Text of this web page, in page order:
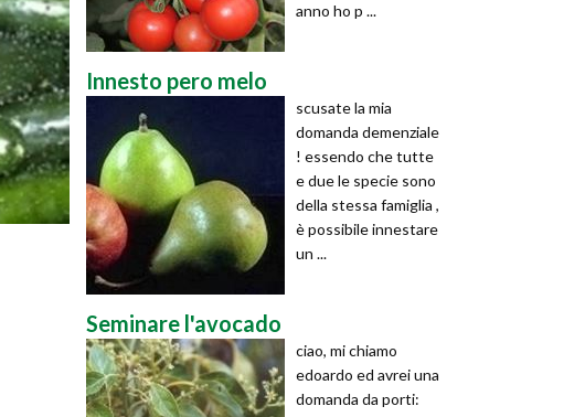
anno ho p ...
Innesto pero melo
scusate la mia
domanda demenziale
! essendo che tutte
e due le specie sono
della stessa famiglia ,
è possibile innestare
un ...
Seminare l'avocado
ciao, mi chiamo
edoardo ed avrei una
domanda da porti: